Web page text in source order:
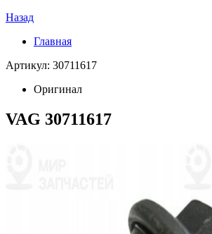
Назад
Главная
Артикул: 30711617
Оригинал
VAG 30711617